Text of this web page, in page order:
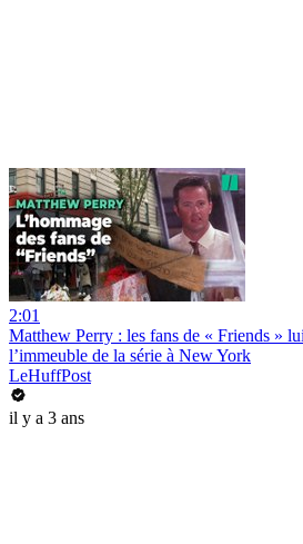
2:01
Matthew Perry : les fans de « Friends »
l’immeuble de la série à New York
LeHuffPost
il y a 3 ans